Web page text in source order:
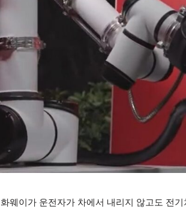
화웨이가 운전자가 차에서 내리지 않고도 전